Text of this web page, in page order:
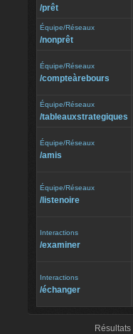
/⁠prêt
Équipe/Réseaux
/⁠nonprêt
Équipe/Réseaux
/⁠compteàrebours
Équipe/Réseaux
/⁠tableauxstrategiques
Équipe/Réseaux
/⁠amis
Équipe/Réseaux
/⁠listenoire
Interactions
/⁠examiner
Interactions
/⁠échanger
Résultats